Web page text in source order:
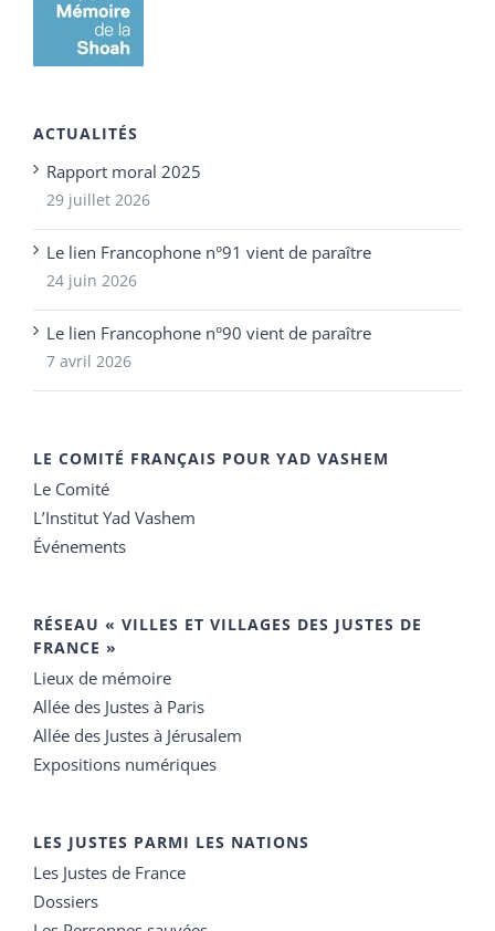
ACTUALITÉS
Rapport moral 2025
29 juillet 2026
Le lien Francophone n°91 vient de paraître
24 juin 2026
Le lien Francophone n°90 vient de paraître
7 avril 2026
LE COMITÉ FRANÇAIS POUR YAD VASHEM
Le Comité
L’Institut Yad Vashem
Événements
RÉSEAU « VILLES ET VILLAGES DES JUSTES DE
FRANCE »
Lieux de mémoire
Allée des Justes à Paris
Allée des Justes à Jérusalem
Expositions numériques
LES JUSTES PARMI LES NATIONS
Les Justes de France
Dossiers